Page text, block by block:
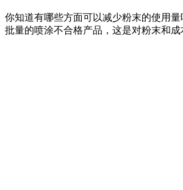
你知道有哪些方面可以减少粉末的使用
批量的喷涂不合格产品，这是对粉末和成